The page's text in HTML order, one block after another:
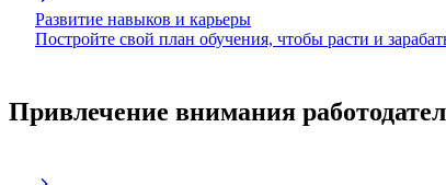
Развитие навыков и карьеры
Постройте свой план обучения, чтобы расти и
Привлечение внимания